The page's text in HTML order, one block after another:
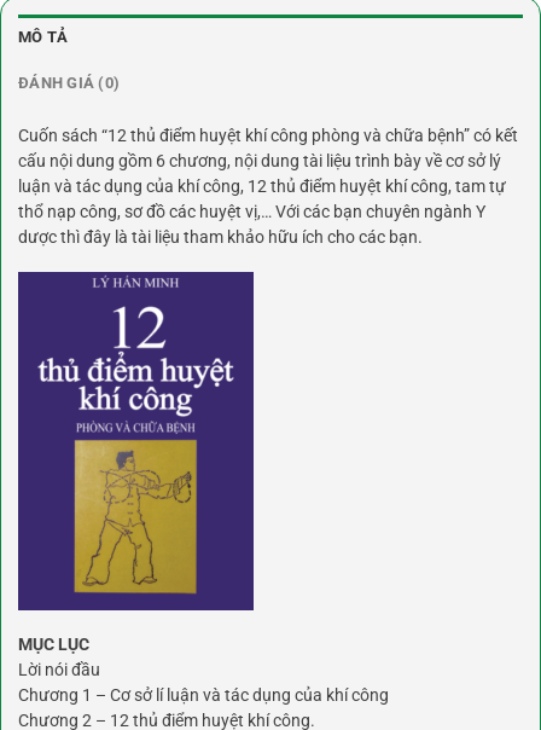
MÔ TẢ
ĐÁNH GIÁ (0)
Cuốn sách “12 thủ điểm huyệt khí công phòng và chữa bệnh” có kết
cấu nội dung gồm 6 chương, nội dung tài liệu trình bày về cơ sở lý
luận và tác dụng của khí công, 12 thủ điểm huyệt khí công, tam tự
thổ nạp công, sơ đồ các huyệt vị,… Với các bạn chuyên ngành Y
dược thì đây là tài liệu tham khảo hữu ích cho các bạn.
MỤC LỤC
Lời nói đầu
Chương 1 – Cơ sở lí luận và tác dụng của khí công
Chương 2 – 12 thủ điểm huyệt khí công.